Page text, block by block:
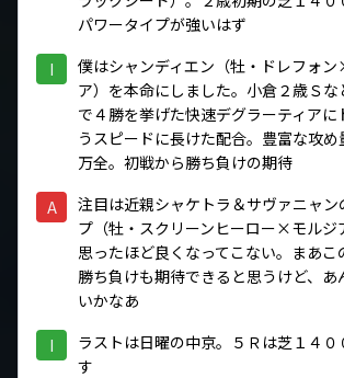
パワータイプが強いはず
I
僕はシャンディエン（牡・ドレフォ
ア）を本命にしました。小倉２歳Ｓ
で４勝を挙げた快速デグラーティアに
うスピードに長けた配合。豊富な攻
万全。初戦から勝ち負けの期待
A
注目は近親シャケトラ＆サヴァニャン
プ（牡・スクリーンヒーロー×モルジ
思ったほど良くなってこない。まあこ
勝ち負けも期待できると思うけど、あ
いかなあ
I
ラストは日曜の中京。５Ｒは芝１４
す